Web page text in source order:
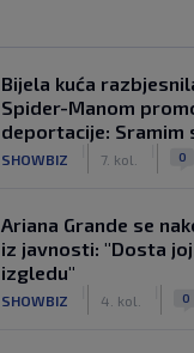
Bijela kuća
Spider-Manom
deportacije: Sramim
SHOWBIZ 7. kol. 0
Ariana Grande se
iz javnosti: "Dosta
izgledu"
SHOWBIZ 4. kol. 0